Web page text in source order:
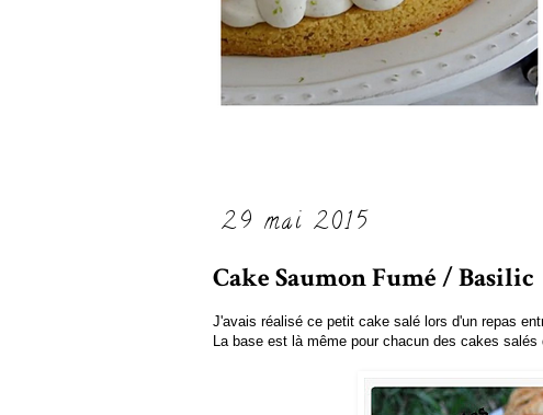
29 mai 2015
Cake Saumon Fumé / Basilic
J'avais réalisé ce petit cake salé lors d'un repas
La base est là même pour chacun des cakes salés